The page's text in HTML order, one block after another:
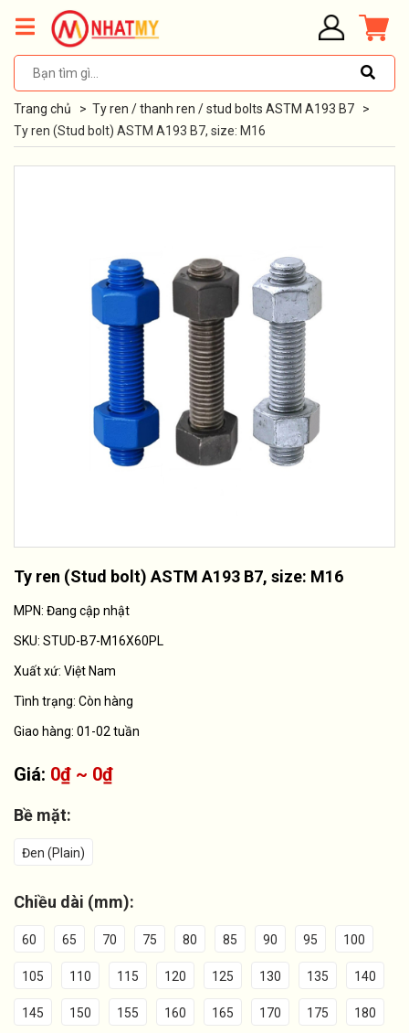
Trang chủ > Ty ren / thanh ren / stud bolts ASTM A193 B7
>
Ty ren (Stud bolt) ASTM A193 B7, size: M16
Ty ren (Stud bolt) ASTM A193 B7, size: M16
MPN: Đang cập nhật
SKU: STUD-B7-M16X60PL
Xuất xứ: Việt Nam
Tình trạng: Còn hàng
Giao hàng: 01-02 tuần
Giá: 0₫ ~ 0₫
Bề mặt:
Đen (Plain)
Chiều dài (mm):
60 65 70 75 80 85 90 95 100
105 110 115 120 125 130 135 140
145 150 155 160 165 170 175 180